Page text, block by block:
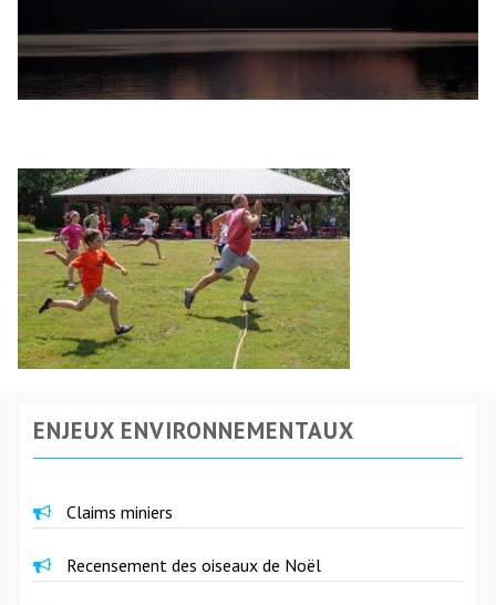
ENJEUX ENVIRONNEMENTAUX
Claims miniers
Recensement des oiseaux de Noël